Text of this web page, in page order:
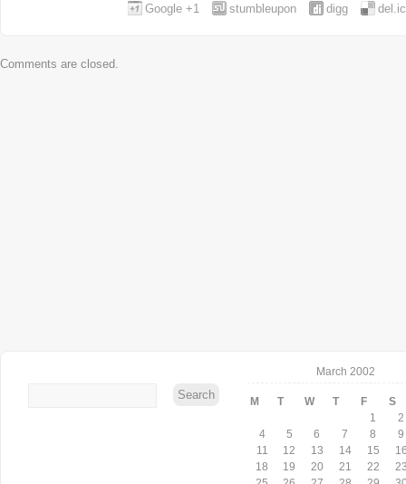
digg
stumbleupon
Google +1
Comments are closed.
March 2002
M T W T F S
1
2
4
5 6 7 8
9
11
12 13 14 15
18
19 20 21 22